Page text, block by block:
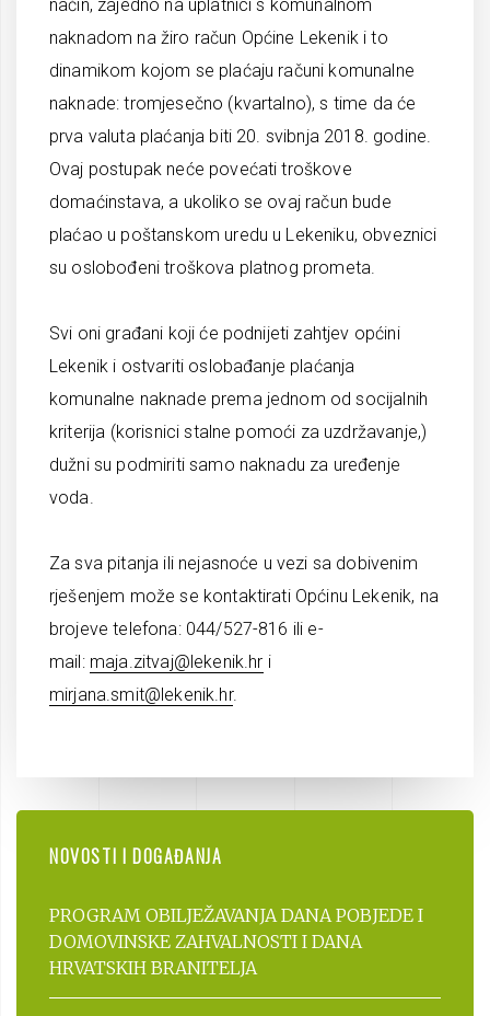
način, zajedno na uplatnici s komunalnom
naknadom na žiro račun Općine Lekenik i to
dinamikom kojom se plaćaju računi komunalne
naknade: tromjesečno (kvartalno), s time da će
prva valuta plaćanja biti 20. svibnja 2018. godine.
Ovaj postupak neće povećati troškove
domaćinstava, a ukoliko se ovaj račun bude
plaćao u poštanskom uredu u Lekeniku, obveznici
su oslobođeni troškova platnog prometa.
Svi oni građani koji će podnijeti zahtjev općini
Lekenik i ostvariti oslobađanje plaćanja
komunalne naknade prema jednom od socijalnih
kriterija (korisnici stalne pomoći za uzdržavanje,)
dužni su podmiriti samo naknadu za uređenje
voda.
Za sva pitanja ili nejasnoće u vezi sa dobivenim
rješenjem može se kontaktirati Općinu Lekenik, na
brojeve telefona: 044/527-816 ili e-
mail: maja.zitvaj@lekenik.hr i
mirjana.smit@lekenik.hr.
NOVOSTI I DOGAĐANJA
PROGRAM OBILJEŽAVANJA DANA POBJEDE I
DOMOVINSKE ZAHVALNOSTI I DANA
HRVATSKIH BRANITELJA